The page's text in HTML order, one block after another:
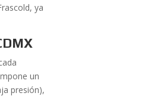
ya
un
presión),